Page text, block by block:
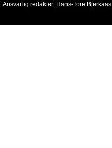
Ansvarlig redaktør: Hans-Tore Bjerkaas